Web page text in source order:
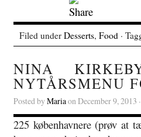
Filed under Desserts, Food ·
NINA
NYTÅRSMENU
Posted byMariaon December 9, 2013 ·
225 københavnere (prøv at